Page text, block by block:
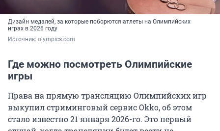
Дизайн медалей, за которые поборются атлеты на Олимпийских
играх в 2026 году
Источник: olympics.com
Где можно посмотреть Олимпийские
игры
Права на прямую трансляцию Олимпийских игр
выкупил стриминговый сервис Okko, об этом
стало известно 21 января 2026-го. Это первый